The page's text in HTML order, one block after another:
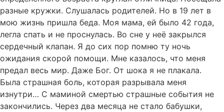
разные кружки. Слушалась родителей. Но в 19 лет в
мою жизнь пришла беда. Моя мама, ей было 42 года,
легла спать и не проснулась. Во сне у неё закрылся
сердечный клапан. Я до сих пор помню ту ночь
ожидания скорой помощи. Мне казалось, что меня
предал весь мир. Даже Бог. От шока я не плакала.
Была страшная боль, которая разрывала меня
изнутри… С маминой смертью страшные события не
закончились. Через два месяца не стало бабушки,